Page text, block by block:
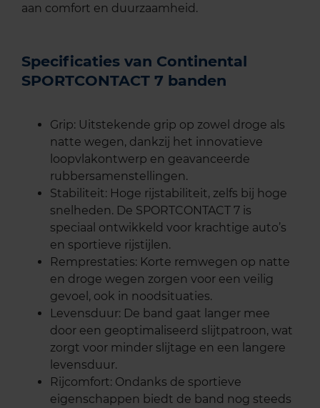
aan comfort en duurzaamheid.
Specificaties van Continental
SPORTCONTACT 7 banden
Grip: Uitstekende grip op zowel droge als
natte wegen, dankzij het innovatieve
loopvlakontwerp en geavanceerde
rubbersamenstellingen.
Stabiliteit: Hoge rijstabiliteit, zelfs bij hoge
snelheden. De SPORTCONTACT 7 is
speciaal ontwikkeld voor krachtige auto’s
en sportieve rijstijlen.
Remprestaties: Korte remwegen op natte
en droge wegen zorgen voor een veilig
gevoel, ook in noodsituaties.
Levensduur: De band gaat langer mee
door een geoptimaliseerd slijtpatroon, wat
zorgt voor minder slijtage en een langere
levensduur.
Rijcomfort: Ondanks de sportieve
eigenschappen biedt de band nog steeds